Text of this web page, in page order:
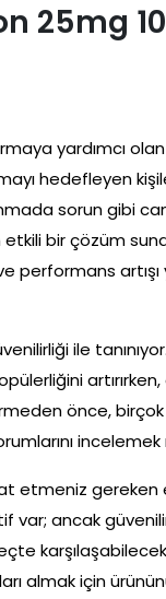
25mg
yardımcı
hedefleyen
sorun gibi can
bir çözüm
artışı
ile
artırırken,
önce, birçok
etmeniz gereken
ancak
almak için